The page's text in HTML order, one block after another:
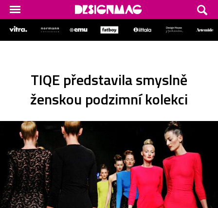
TIQE představila smyslně
ženskou podzimní kolekci